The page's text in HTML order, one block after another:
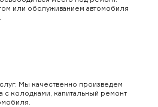
или обслуживанием автомобиля
Мы качественно произведем
с колодками, капитальный ремонт